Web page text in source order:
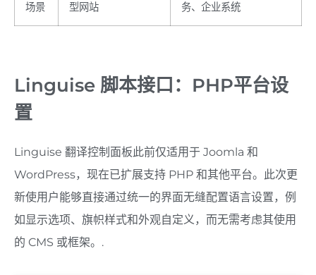
场景
型网站
务、企业系统
Linguise 脚本接口：PHP平台设
置
Linguise 翻译控制面板此前仅适用于 Joomla 和
WordPress，现在已扩展支持 PHP 和其他平台。此次更
新使用户能够直接通过统一的界面无缝配置语言设置，例
如显示选项、旗帜样式和外观自定义，而无需考虑其使用
的 CMS 或框架。.